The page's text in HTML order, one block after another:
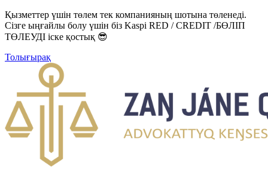
Қызметтер үшін төлем тек компанияның шотына төленеді.
Сізге ыңғайлы болу үшін біз Kaspi RED / CREDIT /БӨЛІП
ТӨЛЕУДІ іске қостық 😎
Толығырақ